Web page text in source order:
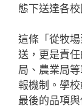
態下送達各
這條「從牧
送，更是責
局、農業局
報機制。學
最後的品項